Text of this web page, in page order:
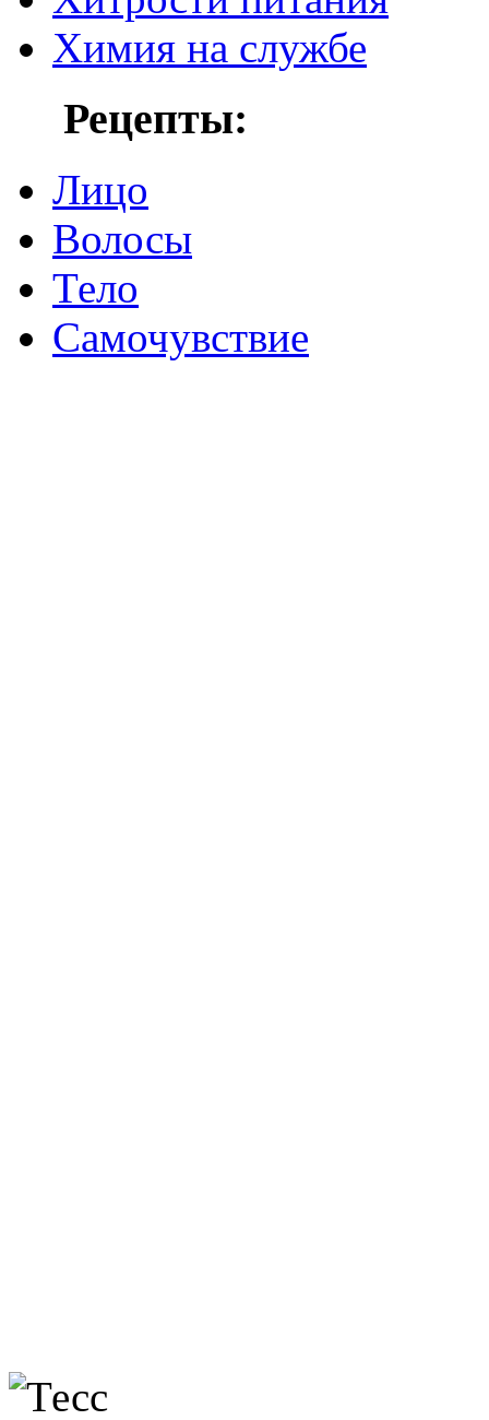
Химия на службе
Рецепты:
Лицо
Волосы
Тело
Самочувствие